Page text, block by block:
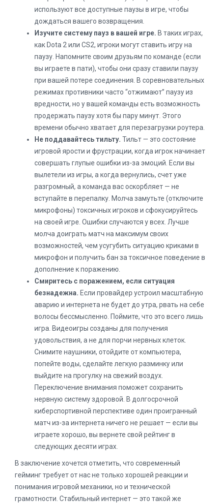
используют все доступные паузы в игре, чтобы
дождаться вашего возвращения.
Изучите систему пауз в вашей игре. В таких играх,
как Dota 2 или CS2, игроки могут ставить игру на
паузу. Напомните своим друзьям по команде (если
вы играете в пати), чтобы они сразу ставили паузу
при вашей потере соединения. В соревновательных
режимах противники часто “отжимают” паузу из
вредности, но у вашей команды есть возможность
продержать паузу хотя бы пару минут. Этого
времени обычно хватает для перезагрузки роутера.
Не поддавайтесь тильту. Тильт — это состояние
игровой ярости и фрустрации, когда игрок начинает
совершать глупые ошибки из-за эмоций. Если вы
вылетели из игры, а когда вернулись, счет уже
разгромный, а команда вас оскорбляет — не
вступайте в перепалку. Молча замутьте (отключите
микрофоны) токсичных игроков и сфокусируйтесь
на своей игре. Ошибки случаются у всех. Лучше
молча доиграть матч на максимум своих
возможностей, чем усугубить ситуацию криками в
микрофон и получить бан за токсичное поведение в
дополнение к поражению.
Смиритесь с поражением, если ситуация
безнадежна. Если провайдер устроил масштабную
аварию и интернета не будет до утра, рвать на себе
волосы бессмысленно. Поймите, что это всего лишь
игра. Видеоигры созданы для получения
удовольствия, а не для порчи нервных клеток.
Снимите наушники, отойдите от компьютера,
попейте воды, сделайте легкую разминку или
выйдите на прогулку на свежий воздух.
Переключение внимания поможет сохранить
нервную систему здоровой. В долгосрочной
киберспортивной перспективе один проигранный
матч из-за интернета ничего не решает — если вы
играете хорошо, вы вернете свой рейтинг в
следующих десяти играх.
В заключение хочется отметить, что современный
гейминг требует от нас не только хорошей реакции и
понимания игровой механики, но и технической
грамотности. Стабильный интернет — это такой же